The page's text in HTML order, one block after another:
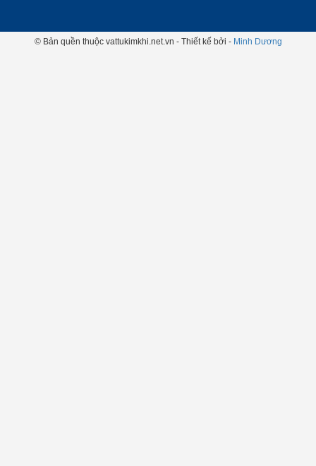
© Bản quền thuộc vattukimkhi.net.vn - Thiết kế bởi - Minh Dương